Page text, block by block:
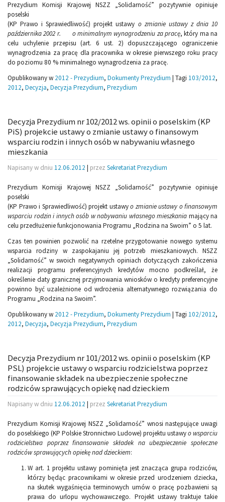
Prezydium Komisji Krajowej NSZZ „Solidarność” pozytywnie opiniuje
poselski
(KP Prawo i Sprawiedliwość) projekt ustawy o zmianie ustawy z dnia 10
października 2002 r.
o minimalnym wynagrodzeniu za pracę, który ma na
celu uchylenie przepisu (art. 6 ust. 2) dopuszczającego ograniczenie
wynagrodzenia za pracę dla pracownika w okresie pierwszego roku pracy
do poziomu 80 % minimalnego wynagrodzenia za pracę.
Opublikowany w 2012 - Prezydium, Dokumenty Prezydium Tagi 103/2012,
2012, Decyzja, Decyzja Prezydium, Prezydium
Decyzja Prezydium nr 102/2012 ws. opinii o poselskim (KP
PiS) projekcie ustawy o zmianie ustawy o finansowym
wsparciu rodzin i innych osób w nabywaniu własnego
mieszkania
Napisany w dniu 12.06.2012 przez Sekretariat Prezydium
Prezydium Komisji Krajowej NSZZ „Solidarność” pozytywnie opiniuje
poselski
(KP Prawo i Sprawiedliwość) projekt ustawyo zmianie ustawy o finansowym
wsparciu rodzin i innych osób w nabywaniu własnego mieszkania mający na
celu przedłużenie funkcjonowania Programu „Rodzina na Swoim” o 5 lat.
Czas ten powinien pozwolić na rzetelne przygotowanie nowego systemu
wsparcia rodziny w zaspokajaniu jej potrzeb mieszkaniowych. NSZZ
„Solidarność” w swoich negatywnych opiniach dotyczących zakończenia
realizacji programu preferencyjnych kredytów mocno podkreślał, że
określenie daty granicznej przyjmowania wniosków o kredyty preferencyjne
powinno być uzależnione od wdrożenia alternatywnego rozwiązania do
Programu „Rodzina na Swoim”.
Opublikowany w 2012 - Prezydium, Dokumenty Prezydium | Tagi 102/2012,
2012, Decyzja, Decyzja Prezydium, Prezydium
Decyzja Prezydium nr 101/2012 ws. opinii o poselskim (KP
PSL) projekcie ustawy o wsparciu rodzicielstwa poprzez
finansowanie składek na ubezpieczenie społeczne
rodziców sprawujących opiekę nad dzieckiem
Napisany w dniu 12.06.2012 | przez Sekretariat Prezydium
Prezydium Komisji Krajowej NSZZ „Solidarność” wnosi następujące uwagi
do poselskiego (KP Polskie Stronnictwo Ludowe) projektu ustawyo wsparciu
rodzicielstwa poprzez finansowanie składek na ubezpieczenie społeczne
rodziców sprawujących opiekę nad dzieckiem:
W art. 1 projektu ustawy pominięta jest znacząca grupa rodziców,
którzy będąc pracownikami w okresie przed urodzeniem dziecka,
na skutek wygaśnięcia terminowych umów o pracę pozbawieni są
prawa do urlopu wychowawczego. Projekt ustawy traktuje takie